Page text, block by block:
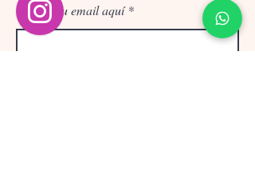
Escribe tu email aquí